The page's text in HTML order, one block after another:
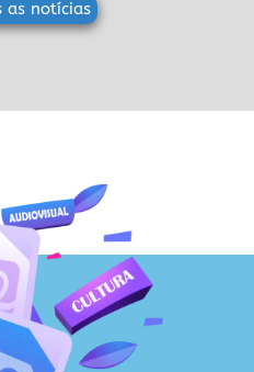
as notícias